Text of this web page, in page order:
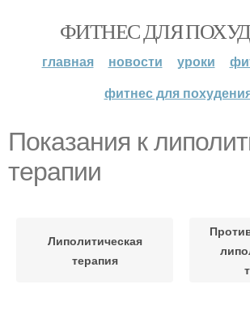
ФИТНЕС ДЛЯ
главная новости уроки
фитнес для
Показания к
терапии
Липолитическая
терапия